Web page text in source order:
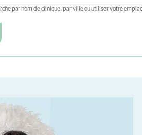
par nom de clinique, par ville ou utiliser votre